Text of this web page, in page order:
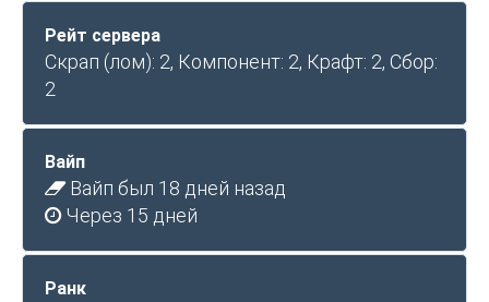
Рейт сервера
Скрап (лом): 2, Компонент: 2, Крафт: 2, Сбор:
2
Вайп
Вайп был 18 дней назад
Через 15 дней
Ранк